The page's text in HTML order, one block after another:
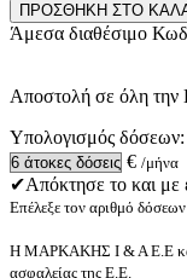
ΠΡΟΣΘΗΚΗ ΣΤΟ
Άμεσα διαθέσιμο
Αποστολή σε όλη
Υπολογισμός δόσεων:
€ /μήνα
✔Απόκτησε το και με
Επέλεξε τον αριθμό
Η ΜΑΡΚΑΚΗΣ Ι & Α Ε.Ε και
ασφαλείας της Ε.Ε.